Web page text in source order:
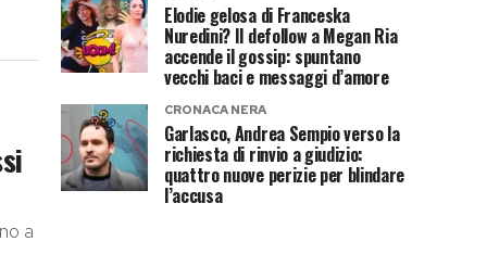
a
Elodie gelosa di Franceska
Nuredini? Il defollow a Megan Ria
accende il gossip: spuntano
vecchi baci e messaggi d’amore
CRONACA NERA
Garlasco, Andrea Sempio verso la
richiesta di rinvio a giudizio:
quattro nuove perizie per blindare
l’accusa